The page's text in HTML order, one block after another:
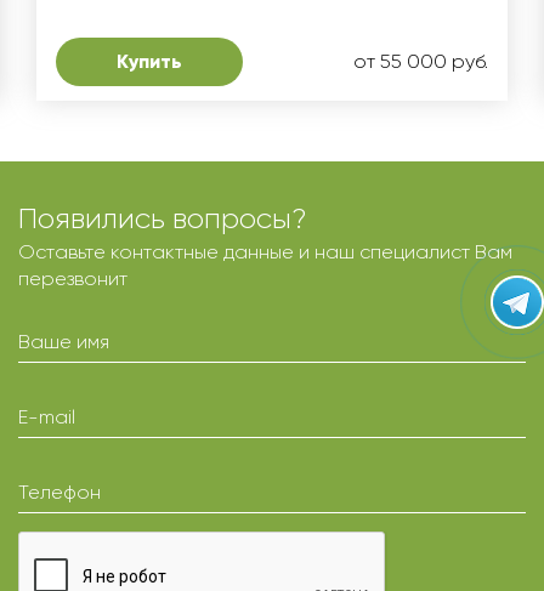
Купить от 55 000 руб.
Появились вопросы?
Оставьте контактные данные и наш специалист Вам
перезвонит
Ваше имя
E-mail
Телефон